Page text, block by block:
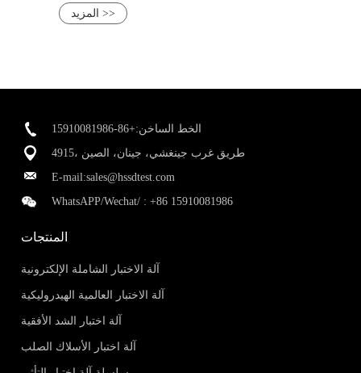
المزيد >>
الخط الساخن:+86-15910081986
4915، طريق غرب جينغشي، جينان، الصين
E-mail:sales@hssdtest.com
WhatsAPP/Wechat/ :+86 15910081986
المنتجات
آلة الاختبار الشاملة الإلكترونية
آلة الاختبار العالمية الهيدروليكية
آلة اختبار الشد الأفقية
آلة اختبار الأسلاك الصلب